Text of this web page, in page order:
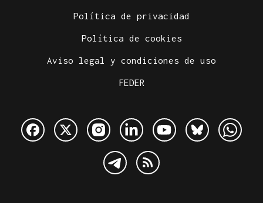
Política de privacidad
Política de cookies
Aviso legal y condiciones de uso
FEDER